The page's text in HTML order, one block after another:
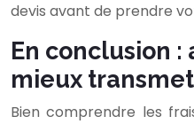
devis avant de prendre
En conclusion
mieux
Bien comprendre les